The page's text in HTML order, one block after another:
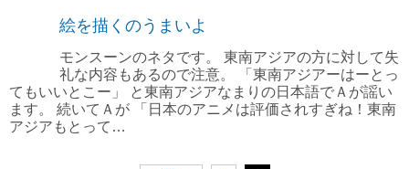
絵を描くのうまいよ
モンスーンのネタです。 東南アジアの方に対して失
礼な内容もあるので注意。 「東南アジアーはーとっ
てもいいとこー」 と東南アジアなまりの日本語でＡが謡い
ます。 続いてＡが 「日本のアニメは評価されすぎね！東南
アジアもとって…